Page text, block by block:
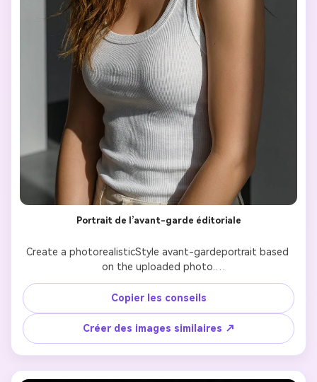
Portrait de l’avant-garde éditoriale
Create a photorealisticStyle avant-gardeportrait based
on the uploaded photo.
Keep the person exactly identical to the reference image,
including facial features, bone structure, skin tone,
hairstyle, and expression.
Use dramatic, high-contrast lighting with strong
shadows.
Avant-garde editorial photography style, minimalist
Copier les conseils
Créer des images similaires ↗